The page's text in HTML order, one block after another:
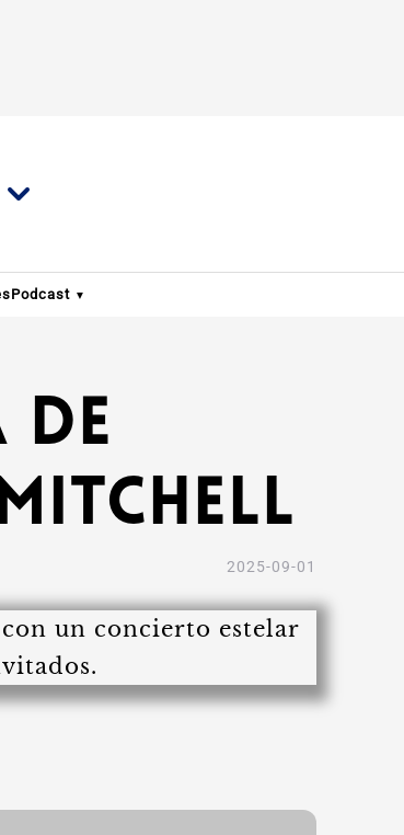
Podcast
de
2025-09-01